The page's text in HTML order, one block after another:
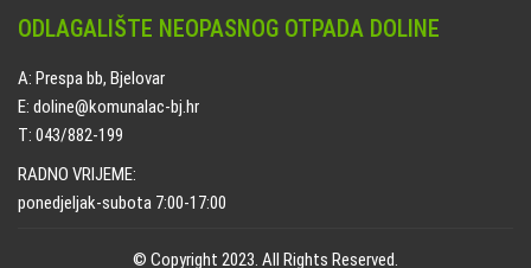
ODLAGALIŠTE NEOPASNOG OTPADA DOLINE
A: Prespa bb, Bjelovar
E: doline@komunalac-bj.hr
T: 043/882-199
RADNO VRIJEME:
ponedjeljak-subota 7:00-17:00
© Copyright 2023. All Rights Reserved.